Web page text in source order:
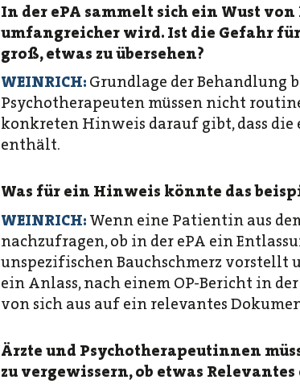
In der ePA sammelt sich ein Wust
umfangreicher wird. Ist die Gefahr
groß, etwas zu übersehen?
WEINRICH: Grundlage der Behandlung
Psychotherapeuten müssen nicht
konkreten Hinweis darauf gibt, dass
enthält.
Was für ein Hinweis könnte das
WEINRICH: Wenn eine Patientin aus
nachzufragen, ob in der ePA ein
unspezifischen Bauchschmerz vorstellt
ein Anlass, nach einem OP-Bericht in
von sich aus auf ein relevantes
Ärzte und Psychotherapeutinnen
zu vergewissern, ob etwas